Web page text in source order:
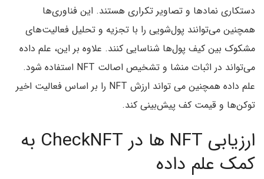
دستکاری نمادها و تصاویر تکراری هستند. این فناوری‌ها
همچنین می‌توانند پول‌شویی را با تجزیه و تحلیل فعالیت‌های
مشکوک بین کیف پول‌ها شناسایی کنند. علاوه بر این، علم داده
می‌تواند در اثبات منشا و تشخیص اصالت NFT استفاده شود.
علم داده همچنین می تواند ارزش NFT را بر اساس فعالیت اخیر
توکن‌ها و قیمت کف پیش‌بینی کند.
ارزیابی NFT ها در CheckNFT به
کمک علم داده